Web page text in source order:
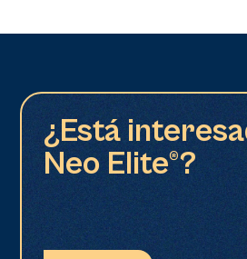
¿Está
Neo Elite®?